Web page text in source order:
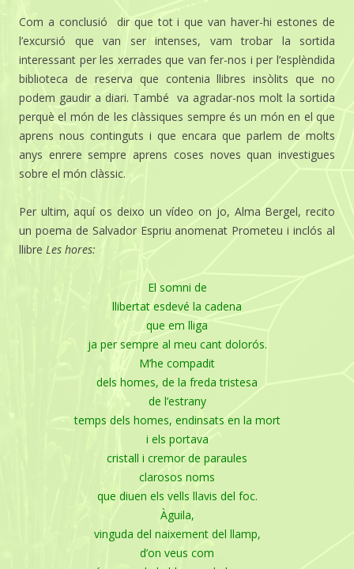
Com a conclusió dir que tot i que van haver-hi estones de
l’excursió que van ser intenses, vam trobar la sortida
interessant per les xerrades que van fer-nos i per l’esplèndida
biblioteca de reserva que contenia llibres insòlits que no
podem gaudir a diari. També va agradar-nos molt la sortida
perquè el món de les clàssiques sempre és un món en el que
aprens nous continguts i que encara que parlem de molts
anys enrere sempre aprens coses noves quan investigues
sobre el món clàssic.
Per ultim, aquí os deixo un vídeo on jo, Alma Bergel, recito
un poema de Salvador Espriu anomenat Prometeu i inclós al
llibre Les hores:
El somni de
llibertat esdevé la cadena
que em lliga
ja per sempre al meu cant dolorós.
M’he compadit
dels homes, de la freda tristesa
de l’estrany
temps dels homes, endinsats en la mort
i els portava
cristall i cremor de paraules
clarosos noms
que diuen els vells llavis del foc.
Àguila,
vinguda del naixement del llamp,
d’on veus com